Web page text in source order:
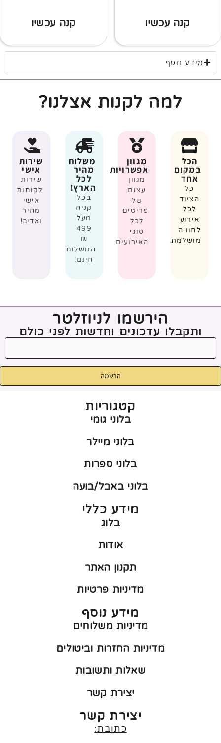
קנה עכשיו קנה עכשיו
מידע נוסף
למה לקנות אצלנו?
הכל
במקום
אחד
כל
הציוד
לכל
אירוע
לחוויה
מושלמת!
מגוון
אפשרויות
מגוון
עצום
של
פריטים
לכל
סוגי
האירועים
משלוח
מהיר
לכל
הארץ!
בכל
קניה
מעל
499
₪
המשלוח
חינם!
שירות
אישי
שירות
לקוחות
אישי
מהיר
ואדיב!
הירשמו לניוזלטר
ותקבלו עדכונים וחדשות לפני כולם
הרשמה
קטגוריות
בלוני גומי
בלוני מיילר
בלוני ספרות
בלוני באבל/בועה
מידע כללי
בלוג
אודות
תקנון האתר
מדיניות פרטיות
מידע נוסף
מדיניות משלוחים
מדיניות החזרות וביטולים
שאלות ותשובות
יצירת קשר
יצירת קשר
כתובת: